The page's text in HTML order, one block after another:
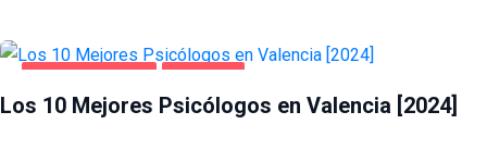
Los 10 Mejores Psicólogos en Valencia [2024]